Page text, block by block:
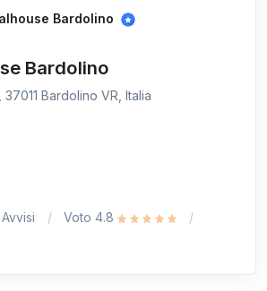
Bardolino
Bardolino
Bardolino VR, Italia
Voto 4.8